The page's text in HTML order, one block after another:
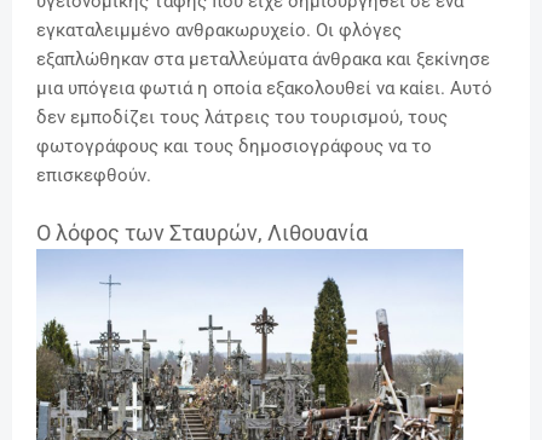
εγκαταλειμμένο ανθρακωρυχείο. Οι φλόγες
εξαπλώθηκαν στα μεταλλεύματα άνθρακα και ξεκίνησε
μια υπόγεια φωτιά η οποία εξακολουθεί να καίει. Αυτό
δεν εμποδίζει τους λάτρεις του τουρισμού, τους
φωτογράφους και τους δημοσιογράφους να το
επισκεφθούν.
Ο λόφος των Σταυρών, Λιθουανία